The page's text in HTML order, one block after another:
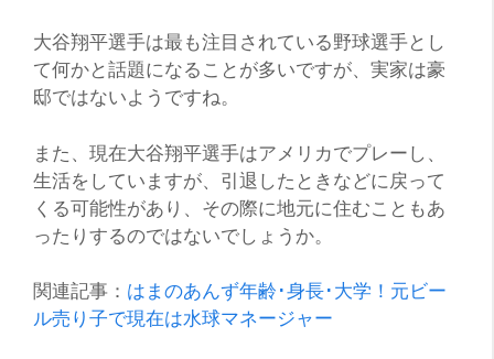
大谷翔平選手は最も注目されている野球選手とし
て何かと話題になることが多いですが、実家は豪
邸ではないようですね。
また、現在大谷翔平選手はアメリカでプレーし、
生活をしていますが、引退したときなどに戻って
くる可能性があり、その際に地元に住むこともあ
ったりするのではないでしょうか。
関連記事： はまのあんず年齢･身長･大学！元ビー
ル売り子で現在は水球マネージャー